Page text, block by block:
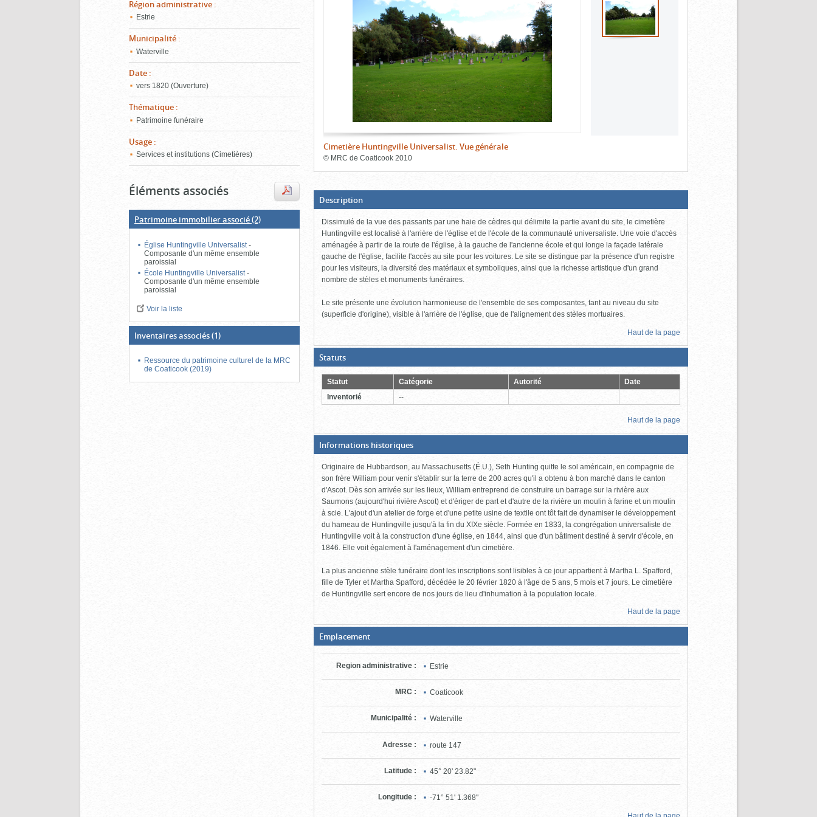
Région administrative :
Estrie
Municipalité :
Waterville
Date :
vers 1820 (Ouverture)
Thématique :
Patrimoine funéraire
Usage :
Services et institutions (Cimetières)
Éléments associés
Patrimoine immobilier associé(2)
Église Huntingville Universalist-
Composante d'un même ensemble
paroissial
École Huntingville Universalist-
Composante d'un même ensemble
paroissial
Voir la liste
Inventaires associés(1)
Ressource du patrimoine culturel de la MRC
de Coaticook (2019)
contenu)
le
contenu)
Images
Cimetière Huntingville Universalist. Vue générale
© MRC de Coaticook 2010
bloc
d'onglets
Description(Boite
ouverte,
cliquer
pour
fermer)
Dissimulé de la vue des passants par une haie de cèdres qui délimite la partie avant du site, le cimetière
Huntingville est localisé à l'arrière de l'église et de l'école de la communauté universaliste. Une voie d'accès
aménagée à partir de la route de l'église, à la gauche de l'ancienne école et qui longe la façade latérale
gauche de l'église, facilite l'accès au site pour les voitures. Le site se distingue par la présence d'un registre
pour les visiteurs, la diversité des matériaux et symboliques, ainsi que la richesse artistique d'un grand
nombre de stèles et monuments funéraires.
Le site présente une évolution harmonieuse de l'ensemble de ses composantes, tant au niveau du site
(superficie d'origine), visible à l'arrière de l'église, que de l'alignement des stèles mortuaires.
Haut de la page
Statuts(Boite
ouverte,
cliquer
pour
fermer)
Statut Catégorie Autorité
Date
Inventorié
--
Haut de la page
Informations historiques(Boite
fermée,
pour
ouvrir)
Originaire de Hubbardson, au Massachusetts (É.U.), Seth Hunting quitte le sol américain, en compagnie de
son frère William pour venir s'établir sur la terre de 200 acres qu'il a obtenu à bon marché dans le canton
d'Ascot. Dès son arrivée sur les lieux, William entreprend de construire un barrage sur la rivière aux
Saumons (aujourd'hui rivière Ascot) et d'ériger de part et d'autre de la rivière un moulin à farine et un moulin
à scie. L'ajout d'un atelier de forge et d'une petite usine de textile ont tôt fait de dynamiser le développement
du hameau de Huntingville jusqu'à la fin du XIXe siècle. Formée en 1833, la congrégation universaliste de
Huntingville voit à la construction d'une église, en 1844, ainsi que d'un bâtiment destiné à servir d'école, en
1846. Elle voit également à l'aménagement d'un cimetière.
La plus ancienne stèle funéraire dont les inscriptions sont lisibles à ce jour appartient à Martha L. Spafford,
fille de Tyler et Martha Spafford, décédée le 20 février 1820 à l'âge de 5 ans, 5 mois et 7 jours. Le cimetière
de Huntingville sert encore de nos jours de lieu d'inhumation à la population locale.
Haut de la page
Emplacement(Boite
fermée,
cliquer
pour
ouvrir)
Region administrative : Estrie
MRC : Coaticook
Municipalité : Waterville
Adresse : route 147
Latitude : 45° 20' 23.82"
Longitude : -71° 51' 1.368"